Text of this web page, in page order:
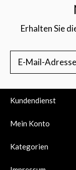
Erhalten Sie
Kundendienst
Mein Konto
Kategorien